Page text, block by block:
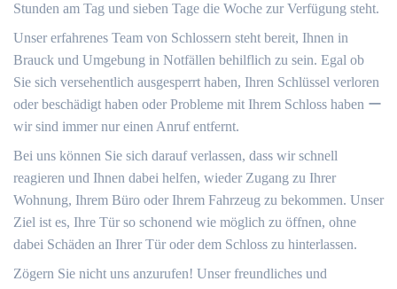
Stunden am Tag und sieben Tage die Woche zur Verfügung steht.​
Unser erfahrenes Team von Schlossern steht bereit, Ihnen in
Brauck und Umgebung in Notfällen behilflich zu sein.​ Egal ob
Sie sich versehentlich ausgesperrt haben, Ihren Schlüssel verloren
oder beschädigt haben oder Probleme mit Ihrem Schloss haben ー
wir sind immer nur einen Anruf entfernt.​
Bei uns können Sie sich darauf verlassen, dass wir schnell
reagieren und Ihnen dabei helfen, wieder Zugang zu Ihrer
Wohnung, Ihrem Büro oder Ihrem Fahrzeug zu bekommen.​ Unser
Ziel ist es, Ihre Tür so schonend wie möglich zu öffnen, ohne
dabei Schäden an Ihrer Tür oder dem Schloss zu hinterlassen.
Zögern Sie nicht uns anzurufen! Unser freundliches und